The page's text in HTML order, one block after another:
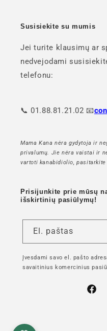
Susisiekite su mumis
Jei turite klausimų ar
nedvejodami
telefonu:
📞 01.88.81.21.02 📧
Mama Kana nėra gydytoja ir
privalumų. Jie nėra vaistai ir
vartoti kanabidiolio,
Prisijunkite prie mūsų
išskirtinių pasiūlymų!
El. paštas
Įvesdami savo el. pašto
savaitinius komercinius